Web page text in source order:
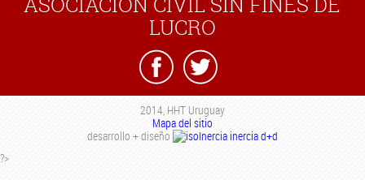
LUCRO
2014, HHT Uruguay
Mapa del sitio
desarrollo + diseño
inercia d+d
?>